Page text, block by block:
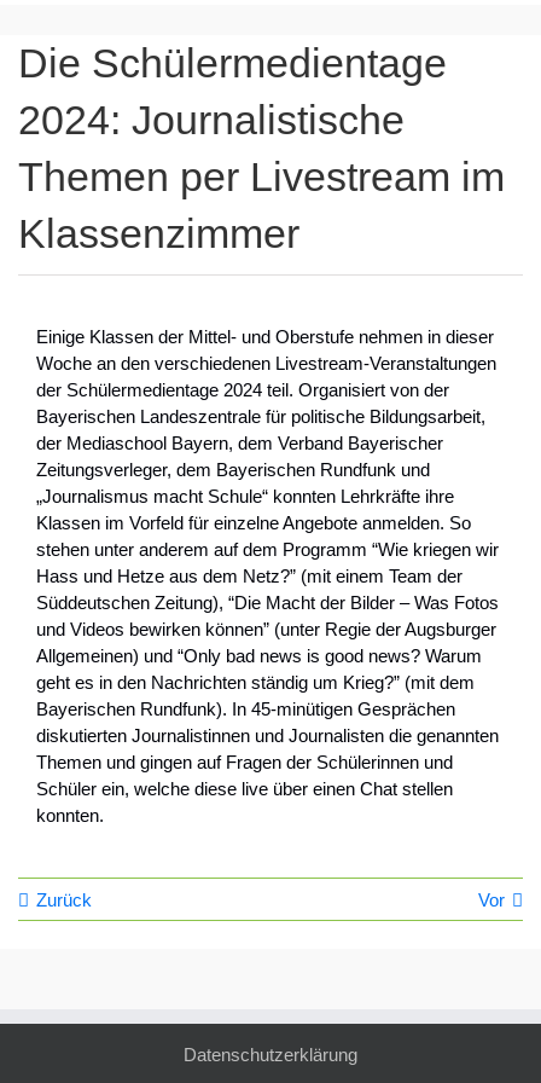
Die Schülermedientage
2024: Journalistische
Themen per Livestream im
Klassenzimmer
Einige Klassen der Mittel- und Oberstufe nehmen in dieser
Woche an den verschiedenen Livestream-Veranstaltungen
der Schülermedientage 2024 teil. Organisiert von der
Bayerischen Landeszentrale für politische Bildungsarbeit,
der Mediaschool Bayern, dem Verband Bayerischer
Zeitungsverleger, dem Bayerischen Rundfunk und
„Journalismus macht Schule“ konnten Lehrkräfte ihre
Klassen im Vorfeld für einzelne Angebote anmelden. So
stehen unter anderem auf dem Programm “Wie kriegen wir
Hass und Hetze aus dem Netz?” (mit einem Team der
Süddeutschen Zeitung), “Die Macht der Bilder – Was Fotos
und Videos bewirken können” (unter Regie der Augsburger
Allgemeinen) und “Only bad news is good news? Warum
geht es in den Nachrichten ständig um Krieg?” (mit dem
Bayerischen Rundfunk). In 45-minütigen Gesprächen
diskutierten Journalistinnen und Journalisten die genannten
Themen und gingen auf Fragen der Schülerinnen und
Schüler ein, welche diese live über einen Chat stellen
konnten.
Zurück Vor
Datenschutzerklärung